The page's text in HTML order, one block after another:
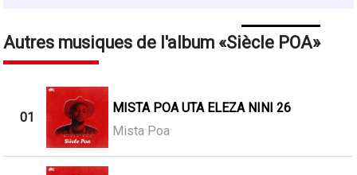
Autres musiques de l'album Siècle POA
01
MISTA POA UTA ELEZA NINI 26
Mista Poa